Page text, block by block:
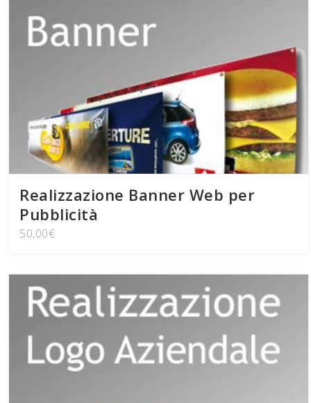
Realizzazione Banner Web per
Pubblicità
50,00€